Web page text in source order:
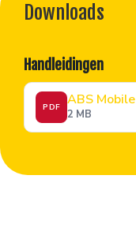
Downloads
Handleidingen
PDF
2 MB